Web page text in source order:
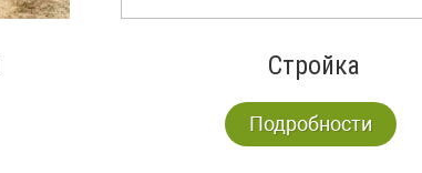
Стройка
Подробности